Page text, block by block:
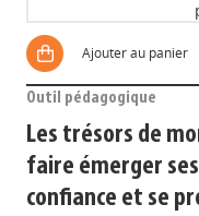
Ajouter au panier
Outil pédagogique
Les trésors de
faire émerger
confiance et se